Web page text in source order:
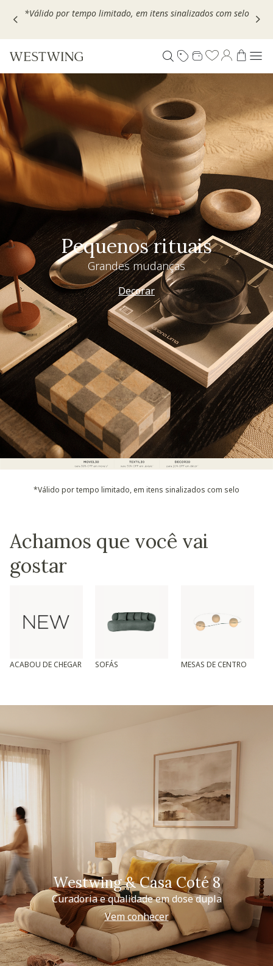
Escolha seu VOUCHER e ganhe até 30% OFF*: useMOVEL30,
Pequenos rituais
Grandes mudanças
Decorar
*Válido por tempo limitado, em itens sinalizados com selo
Achamos que você vai
gostar
ACABOU DE CHEGAR SOFÁS MESAS DE CENTRO
Westwing & Casa Coté 8
Curadoria e qualidade em dose dupla
Vem conhecer